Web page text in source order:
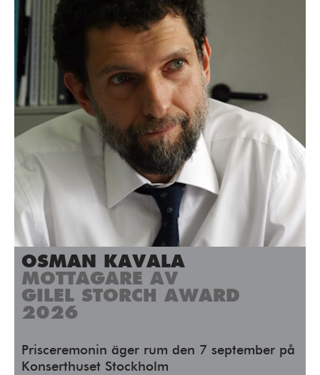
OSMAN KAVALA
MOTTAGARE AV
GILEL STORCH AWARD
2026
Prisceremonin äger rum den 7 september på
Konserthuset Stockholm